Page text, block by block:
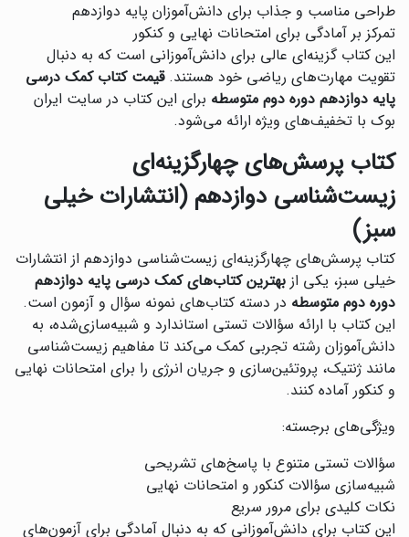
طراحی مناسب و جذاب برای دانش‌آموزان پایه دوازدهم
تمرکز بر آمادگی برای امتحانات نهایی و کنکور
این کتاب گزینه‌ای عالی برای دانش‌آموزانی است که به دنبال
تقویت مهارت‌های ریاضی خود هستند.قیمت کتاب کمک درسی
پایه دوازدهم دوره دوم متوسطه برای این کتاب در سایت ایران
بوک با تخفیف‌های ویژه ارائه می‌شود.
کتاب پرسش‌های چهارگزینه‌ای
زیست‌شناسی دوازدهم (انتشارات خیلی
سبز)
‌کتاب پرسش‌های چهارگزینه‌ای زیست‌شناسی دوازدهم از انتشارات
خیلی سبز، یکی از بهترین کتاب‌های کمک درسی پایه دوازدهم
دوره دوم متوسطه در دسته کتاب‌های نمونه سؤال و آزمون است.
این کتاب با ارائه سؤالات تستی استاندارد و شبیه‌سازی‌شده، به
دانش‌آموزان رشته تجربی کمک می‌کند تا مفاهیم زیست‌شناسی
مانند ژنتیک، پروتئین‌سازی و جریان انرژی را برای امتحانات نهایی
و کنکور آماده کنند.
ویژگی‌های برجسته:
سؤالات تستی متنوع با پاسخ‌های تشریحی
شبیه‌سازی سؤالات کنکور و امتحانات نهایی
نکات کلیدی برای مرور سریع
این کتاب برای دانش‌آموزانی که به دنبال آمادگی برای آزمون‌های